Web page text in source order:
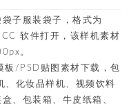
子服装袋子，格式为
软件打开，该样机素材
。
/PSD贴图素材下载，包
、化妆品样机、视频饮料
、包装箱、牛皮纸箱、